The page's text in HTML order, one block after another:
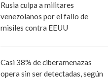
Rusia culpa a militares
venezolanos por el fallo de
misiles contra EEUU
Casi 38% de ciberamenazas
opera sin ser detectadas, según